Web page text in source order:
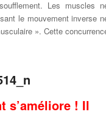
Les muscles
le mouvement inverse
». Cette
s’améliore ! Il